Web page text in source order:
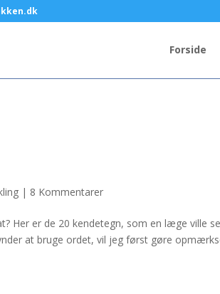
Forside
| 8 Kommentarer
Her er de 20 kendetegn, som en læge ville
at bruge ordet, vil jeg først gøre